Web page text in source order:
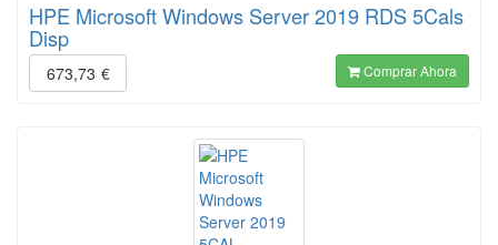
HPE Microsoft Windows Server 2019 RDS 5Cals
Disp
673,73 € Comprar Ahora